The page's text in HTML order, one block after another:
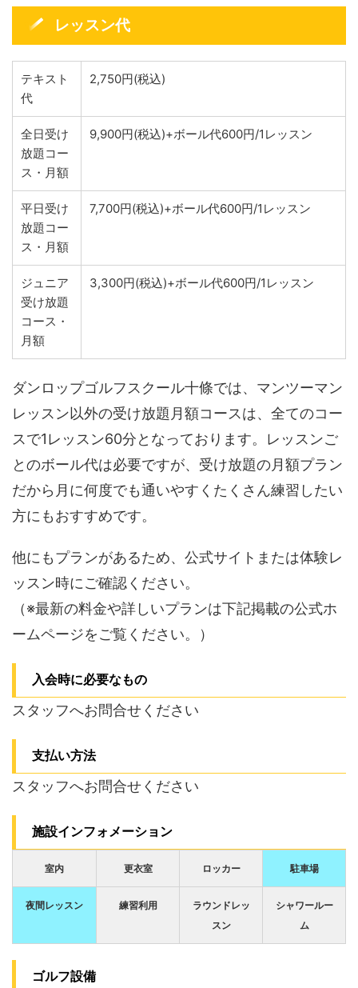
レッスン代
テキスト
代
2,750円(税込)
全日受け
放題コー
ス・月額
9,900円(税込)+ボール代600円/1レッスン
平日受け
放題コー
ス・月額
7,700円(税込)+ボール代600円/1レッスン
ジュニア
受け放題
コース・
月額
3,300円(税込)+ボール代600円/1レッスン
ダンロップゴルフスクール十條では、マンツーマン
レッスン以外の受け放題月額コースは、全てのコー
スで1レッスン60分となっております。レッスンご
とのボール代は必要ですが、受け放題の月額プラン
だから月に何度でも通いやすくたくさん練習したい
方にもおすすめです。
他にもプランがあるため、公式サイトまたは体験レ
ッスン時にご確認ください。
（※最新の料金や詳しいプランは下記掲載の公式ホ
ームページをご覧ください。）
入会時に必要なもの
スタッフへお問合せください
支払い方法
スタッフへお問合せください
施設インフォメーション
室内 更衣室 ロッカー 駐車場
夜間レッスン 練習利用
ラウンドレッ
スン
シャワールー
ム
ゴルフ設備